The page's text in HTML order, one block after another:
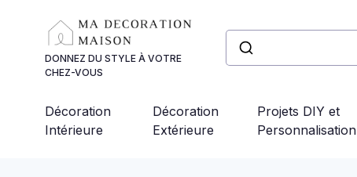
DONNEZ DU STYLE À VOTRE
CHEZ-VOUS
Décoration
Intérieure
Décoration
Extérieure
Projets DIY et
Personnalisation